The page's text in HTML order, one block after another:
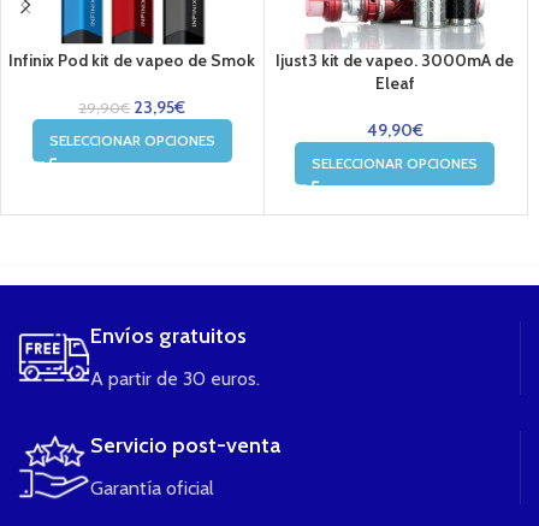
Infinix Pod kit de vapeo de Smok
29,90€ 23,95€
SELECCIONAR OPCIONES
Ijust3 kit de vapeo. 3000mA de
Eleaf
49,90€
SELECCIONAR OPCIONES
Envíos gratuitos
A partir de 30 euros.
Servicio post-venta
Garantía oficial